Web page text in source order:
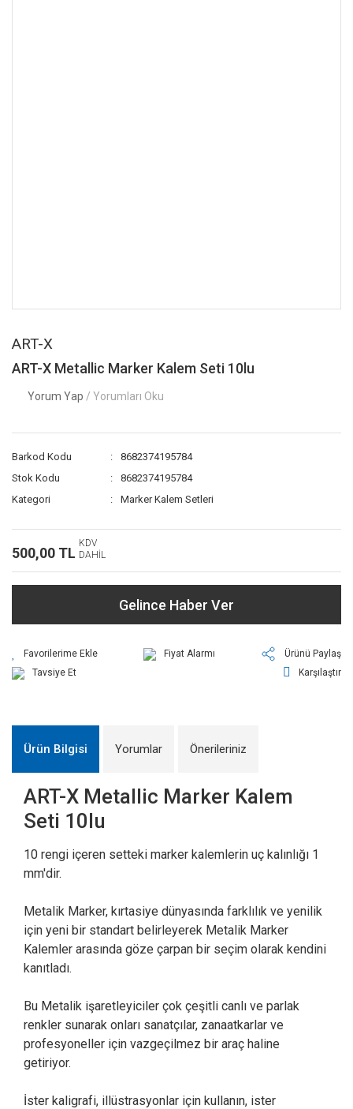
ART-X
ART-X Metallic Marker Kalem Seti 10lu
Yorum Yap / Yorumları Oku
Barkod Kodu
8682374195784
Stok Kodu
8682374195784
Kategori
Marker Kalem Setleri
500,00 TL
KDV
DAHİL
Gelince Haber Ver
Fiyat Alarmı
Ürünü Paylaş
Tavsiye Et
Karşılaştır
Ürün Bilgisi Yorumlar Önerileriniz
ART-X Metallic Marker Kalem
Seti 10lu
10 rengi içeren setteki marker kalemlerin uç kalınlığı 1
mm'dir.
Metalik Marker, kırtasiye dünyasında farklılık ve yenilik
için yeni bir standart belirleyerek Metalik Marker
Kalemler arasında göze çarpan bir seçim olarak kendini
kanıtladı.
Bu Metalik işaretleyiciler çok çeşitli canlı ve parlak
renkler sunarak onları sanatçılar, zanaatkarlar ve
profesyoneller için vazgeçilmez bir araç haline
getiriyor.
İster kaligrafi, illüstrasyonlar için kullanın, ister